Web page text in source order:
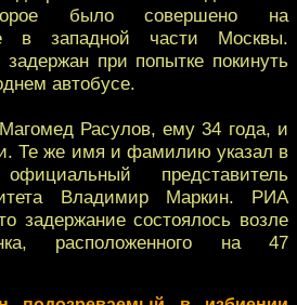
было совершено на
в западной части Москвы.
при попытке покинуть
автобусе.
Расулов, ему 34 года, и
Те же имя и фамилию указал в
представитель
Владимир Маркин. РИА
задержание состоялось возле
расположенного на 47